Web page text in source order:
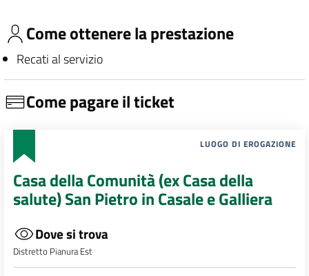
Come ottenere la prestazione
Recati al servizio
Come pagare il ticket
LUOGO DI EROGAZIONE
Casa della Comunità (ex Casa della
salute) San Pietro in Casale e Galliera
Dove si trova
Distretto Pianura Est